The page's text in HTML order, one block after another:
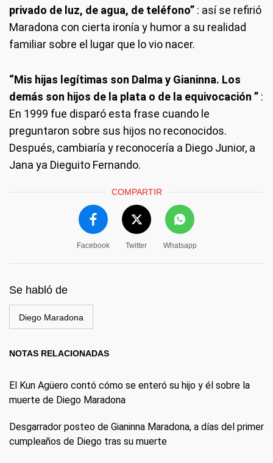
privado de luz, de agua, de teléfono” : así se refirió
Maradona con cierta ironía y humor a su realidad
familiar sobre el lugar que lo vio nacer.
“Mis hijas legítimas son Dalma y Gianinna. Los
demás son hijos de la plata o de la equivocación ” :
En 1999 fue disparó esta frase cuando le
preguntaron sobre sus hijos no reconocidos.
Después, cambiaría y reconocería a Diego Junior, a
Jana ya Dieguito Fernando.
COMPARTIR
Facebook Twitter Whatsapp
Se habló de
Diego Maradona
NOTAS RELACIONADAS
El Kun Agüero contó cómo se enteró su hijo y él sobre la
muerte de Diego Maradona
Desgarrador posteo de Gianinna Maradona, a días del primer
cumpleaños de Diego tras su muerte